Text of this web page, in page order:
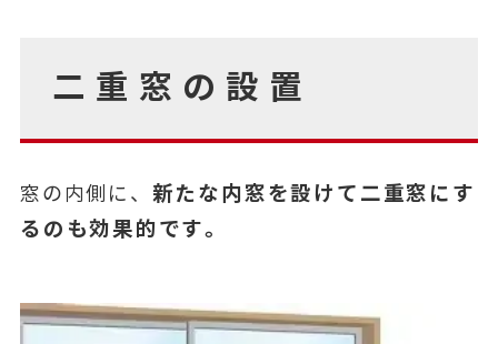
二重窓の設置
窓の内側に、 新たな内窓を設けて二重窓にす
るのも効果的です。